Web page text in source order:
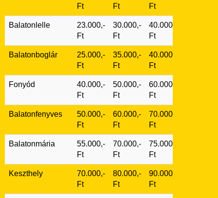
Ft
Ft
Ft
Balatonlelle
23.000,-
Ft
30.000,-
Ft
40.000,-
Ft
Balatonboglár
25.000,-
Ft
35.000,-
Ft
40.000,-
Ft
Fonyód
40.000,-
Ft
50.000,-
Ft
60.000,-
Ft
Balatonfenyves
50.000,-
Ft
60.000,-
Ft
70.000,-
Ft
Balatonmária
55.000,-
Ft
70.000,-
Ft
75.000,-
Ft
Keszthely
70.000,-
Ft
80.000,-
Ft
90.000,-
Ft